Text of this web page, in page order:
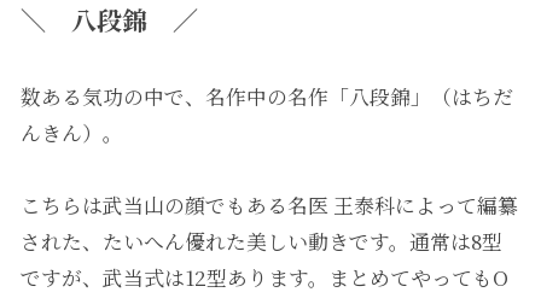
＼ 八段錦／
数ある気功の中で、名作中の名作「八段錦 」（はちだ
んきん）。
こちらは武当山の顔でもある名医 王泰科によって編纂
された、たいへん優れた美しい動きです。通常は8型
ですが、武当式は12型あります。まとめてやってもO